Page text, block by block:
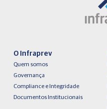
O Infraprev
Quem somos
Governança
Compliance e Integridade
Documentos Institucionais